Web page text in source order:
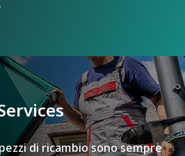
di ricambio sono sempre